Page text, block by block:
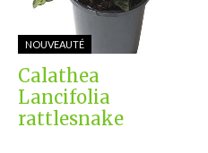
NOUVEAUTÉ
Calathea
Lancifolia
rattlesnake